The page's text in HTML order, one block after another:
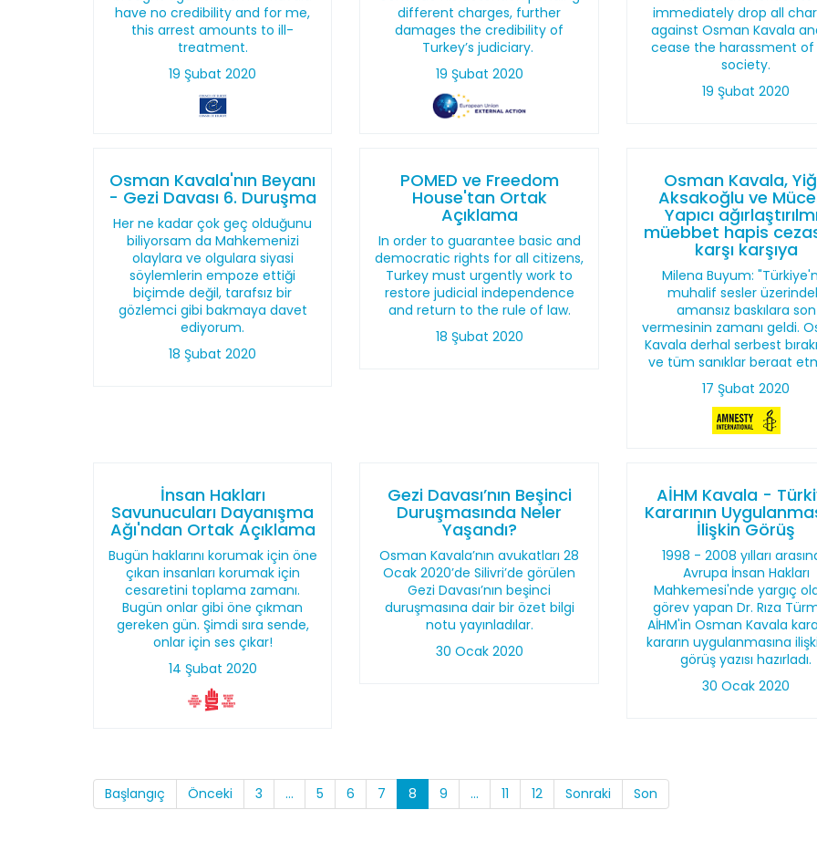
have no credibility and for me,
this arrest amounts to ill-
treatment.
19 Şubat 2020
different charges, further
damages the credibility of
Turkey’s judiciary.
19 Şubat 2020
immediately drop all
against Osman Kavala
cease the harassment of
society.
19 Şubat 2020
Osman Kavala'nın Beyanı
- Gezi Davası 6. Duruşma
Her ne kadar çok geç olduğunu
biliyorsam da Mahkemenizi
olaylara ve olgulara siyasi
söylemlerin empoze ettiği
biçimde değil, tarafsız bir
gözlemci gibi bakmaya davet
ediyorum.
18 Şubat 2020
POMED ve Freedom
House'tan Ortak
Açıklama
In order to guarantee basic and
democratic rights for all citizens,
Turkey must urgently work to
restore judicial independence
and return to the rule of law.
18 Şubat 2020
Osman Kavala,
Aksakoğlu ve
Yapıcı
müebbet hapis
karşı karşıya
Milena Buyum:
muhalif sesler
amansız baskılara son
vermesinin zamanı geldi.
Kavala derhal serbest
ve tüm sanıklar beraat
17 Şubat 2020
İnsan Hakları
Savunucuları Dayanışma
Ağı'ndan Ortak Açıklama
Bugün haklarını korumak için öne
çıkan insanları korumak için
cesaretini toplama zamanı.
Bugün onlar gibi öne çıkman
gereken gün. Şimdi sıra sende,
onlar için ses çıkar!
14 Şubat 2020
Gezi Davası’nın Beşinci
Duruşmasında Neler
Yaşandı?
Osman Kavala’nın avukatları 28
Ocak 2020’de Silivri’de görülen
Gezi Davası’nın beşinci
duruşmasına dair bir özet bilgi
notu yayınladılar.
30 Ocak 2020
AİHM Kavala -
Kararının
İlişkin Görüş
1998 - 2008 yılları
Avrupa İnsan Hakları
Mahkemesi'nde yargıç
görev yapan Dr. Rıza
AİHM'in Osman Kavala
kararın uygulanmasına
görüş yazısı hazırladı.
30 Ocak 2020
Başlangıç Önceki 3 ... 5 6 7 8 9 ... 11 12 Sonraki Son